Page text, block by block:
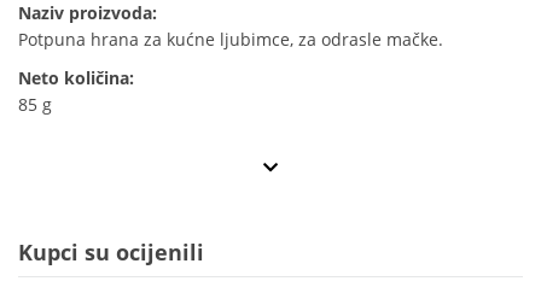
Naziv proizvoda:
Potpuna hrana za kućne ljubimce, za odrasle mačke.
Neto količina:
85 g
Kupci su ocijenili